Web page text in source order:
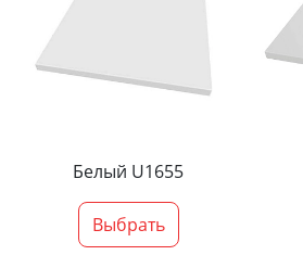
Белый U1655
Выбрать